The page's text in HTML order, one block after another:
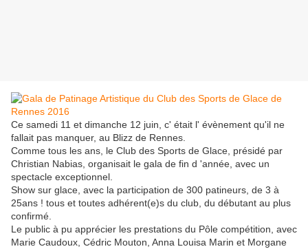
Ce samedi 11 et dimanche 12 juin, c' était l' évènement qu'il ne
fallait pas manquer, au Blizz de Rennes.
Comme tous les ans, le Club des Sports de Glace, présidé par
Christian Nabias, organisait le gala de fin d 'année, avec un
spectacle exceptionnel.
Show sur glace, avec la participation de 300 patineurs, de 3 à
25ans ! tous et toutes adhérent(e)s du club, du débutant au plus
confirmé.
Le public à pu apprécier les prestations du Pôle compétition, avec
Marie Caudoux, Cédric Mouton, Anna Louisa Marin et Morgane